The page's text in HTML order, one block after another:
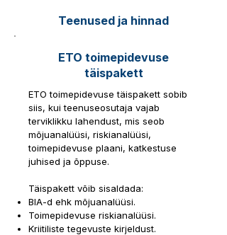
Teenused ja hinnad
ETO toimepidevuse
täispakett
ETO toimepidevuse täispakett sobib
siis, kui teenuseosutaja vajab
terviklikku lahendust, mis seob
mõjuanalüüsi, riskianalüüsi,
toimepidevuse plaani, katkestuse
juhised ja õppuse.
Täispakett võib sisaldada:
BIA-d ehk mõjuanalüüsi.
Toimepidevuse riskianalüüsi.
Kriitiliste tegevuste kirjeldust.